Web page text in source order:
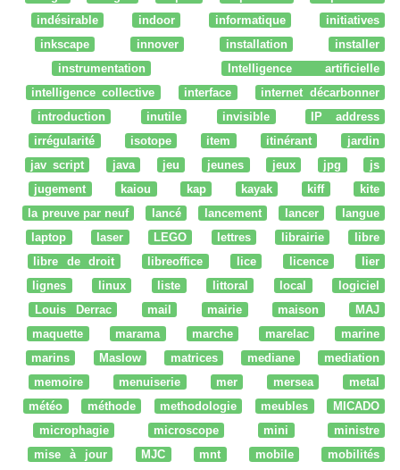
indésirable
indoor informatique
initiatives
inkscape
innover installation
installer
instrumentation
Intelligence artificielle
intelligence collective
interface
internet décarbonner
introduction
inutile invisible
IP address
irrégularité
isotope item itinérant
jardin
jav script
java jeu jeunes jeux jpg
js
jugement
kaiou kap kayak kiff
kite
la preuve par neuf
lancé lancement lancer
langue
laptop
laser LEGO lettres librairie
libre
libre de droit
libreoffice lice licence
lier
lignes
linux liste littoral local
logiciel
Louis Derrac
mail mairie maison
MAJ
maquette
marama marche marelac
marine
marins
Maslow matrices mediane
mediation
memoire
menuiserie mer mersea
metal
météo
méthode methodologie meubles
MICADO
microphagie
microscope mini
ministre
mise à jour
MJC mnt mobile
mobilités